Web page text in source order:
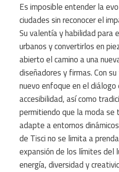
Es imposible entender la
ciudades sin reconocer el
Su valentía y habilidad para
urbanos y convertirlos en
abierto el camino a una
diseñadores y firmas. Con
nuevo enfoque en el
accesibilidad, así como
permitiendo que la moda se
adapte a entornos
de Tisci no se limita a
expansión de los límites del
energía, diversidad y